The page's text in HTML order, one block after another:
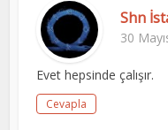
Shn
30
Evet hepsinde çalışır.
Cevapla